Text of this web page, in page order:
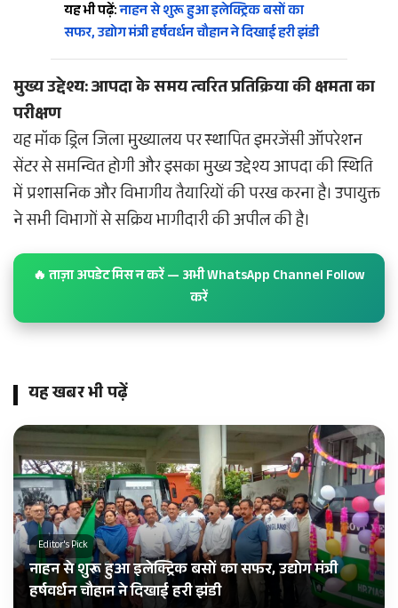
यह भी पढ़ें:नाहन से शुरू हुआ इलेक्ट्रिक बसों का
सफर, उद्योग मंत्री हर्षवर्धन चौहान ने दिखाई हरी झंडी
मुख्य उद्देश्य: आपदा के समय त्वरित प्रतिक्रिया की क्षमता का
परीक्षण
यह मॉक ड्रिल जिला मुख्यालय पर स्थापित इमरजेंसी ऑपरेशन
सेंटर से समन्वित होगी और इसका मुख्य उद्देश्य आपदा की स्थिति
में प्रशासनिक और विभागीय तैयारियों की परख करना है। उपायुक्त
ने सभी विभागों से सक्रिय भागीदारी की अपील की है।
🔥 ताज़ा अपडेट मिस न करें — अभी WhatsApp Channel Follow
करें
यह खबर भी पढ़ें
Editor's Pick
नाहन से शुरू हुआ इलेक्ट्रिक बसों का सफर, उद्योग मंत्री
हर्षवर्धन चौहान ने दिखाई हरी झंडी